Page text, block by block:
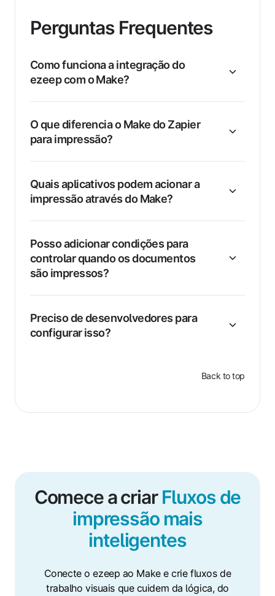
Perguntas Frequentes
Como funciona a integração do
ezeep com o Make?
O que diferencia o Make do Zapier
para impressão?
Quais aplicativos podem acionar a
impressão através do Make?
Posso adicionar condições para
controlar quando os documentos
são impressos?
Preciso de desenvolvedores para
configurar isso?
Back to top
Comece a criarFluxos de
impressão mais
inteligentes
Conecte o ezeep ao Make e crie fluxos de
trabalho visuais que cuidem da lógica, do